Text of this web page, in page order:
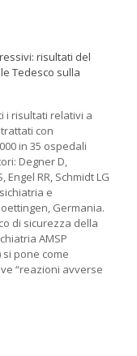
risultati del
Tedesco sulla
i risultati relativi a
con
in 35 ospedali
Degner D,
RR, Schmidt LG
e
Germania.
di sicurezza della
AMSP
pone come
“reazioni avverse